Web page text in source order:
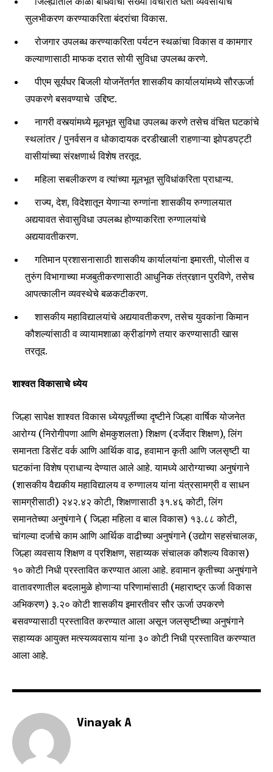
सुलभीकरण करण्याकरिता बंदरांचा विकास.
रोजगार उपलब्ध करण्याकरिता पर्यटन स्थळांचा विकास व कामगार
कल्याणासाठी माफक दरात सोयी सुविधा उपलब्ध करणे.
पीएम सूर्यघर बिजली योजनेंतर्गत शासकीय कार्यालयांमध्ये सौरऊर्जा
उपकरणे बसवण्याचे उद्दिष्ट.
नागरी वस्त्यांमध्ये मूलभूत सुविधा उपलब्ध करणे तसेच वंचित घटकांचे
स्थलांतर / पुनर्वसन व धोकादायक दरडीखाली राहणाऱ्या झोपडपट्टी
वासीयांच्या संरक्षणार्थ विशेष तरतूद.
महिला सबलीकरण व त्यांच्या मूलभूत सुविधांकरिता प्राधान्य.
राज्य, देश, विदेशातून येणाऱ्या रुग्णांना शासकीय रुग्णालयात
अद्ययावत सेवासुविधा उपलब्ध होण्याकरिता रुग्णालयांचे
अद्ययावतीकरण.
गतिमान प्रशासनासाठी शासकीय कार्यालयांना इमारती, पोलीस व
तुरुंग विभागाच्या मजबुतीकरणासाठी आधुनिक तंत्रज्ञान पुरविणे, तसेच
आपत्कालीन व्यवस्थेचे बळकटीकरण.
शासकीय महाविद्यालयांचे अद्ययावतीकरण, तसेच युवकांना किमान
कौशल्यांसाठी व व्यायामशाळा क्रीडांगणे तयार करण्यासाठी खास
तरतूद.
शाश्वत विकासाचे ध्येय
जिल्हा सापेक्ष शाश्वत विकास ध्येयपूर्तीच्या दृष्टीने जिल्हा वार्षिक योजनेत
आरोग्य (निरोगीपणा आणि क्षेमकुशलता) शिक्षण (दर्जेदार शिक्षण), लिंग
समानता डिसेंट वर्क आणि आर्थिक वाढ, हवामान कृती आणि जलसृष्टी या
घटकांना विशेष प्राधान्य देण्यात आले आहे. यामध्ये आरोग्याच्या अनुषंगाने
(शासकीय वैद्यकीय महाविद्यालय व रुग्णालय यांना यंत्रसामग्री व साधन
सामग्रीसाठी) २४२.४२ कोटी, शिक्षणासाठी ३१.४६ कोटी, लिंग
समानतेच्या अनुषंगाने ( जिल्हा महिला व बाल विकास) १३.८८ कोटी,
चांगल्या दर्जाचे काम आणि आर्थिक वाढीच्या अनुषंगाने (उद्योग सहसंचालक,
जिल्हा व्यवसाय शिक्षण व प्रशिक्षण, सहाय्यक संचालक कौशल्य विकास)
१० कोटी निधी प्रस्तावित करण्यात आला आहे. हवामान कृतीच्या अनुषंगाने
वातावरणातील बदलामुळे होणाऱ्या परिणामांसाठी (महाराष्ट्र ऊर्जा विकास
अभिकरण) ३.२० कोटी शासकीय इमारतीवर सौर ऊर्जा उपकरणे
बसवण्यासाठी प्रस्तावित करण्यात आला असून जलसृष्टीच्या अनुषंगाने
सहाय्यक आयुक्त मत्स्यव्यवसाय यांना ३० कोटी निधी प्रस्तावित करण्यात
आला आहे.
Vinayak A